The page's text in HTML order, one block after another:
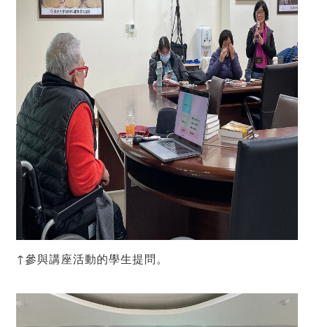
↑參與講座活動的學生提問。